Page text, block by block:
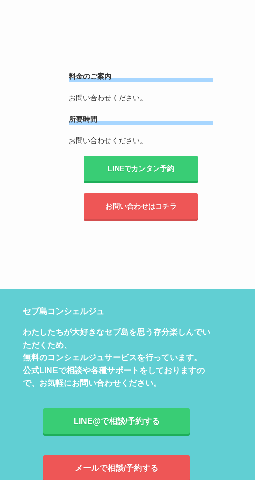
料金のご案内
お問い合わせください。
所要時間
お問い合わせください。
LINEでカンタン予約
お問い合わせはコチラ
セブ島コンシェルジュ
わたしたちが大好きなセブ島を思う存分楽しんでい
ただくため、
無料のコンシェルジュサービスを行っています。
公式LINEで相談や各種サポートをしておりますの
で、お気軽にお問い合わせください。
LINE@で相談/予約する
メールで相談/予約する